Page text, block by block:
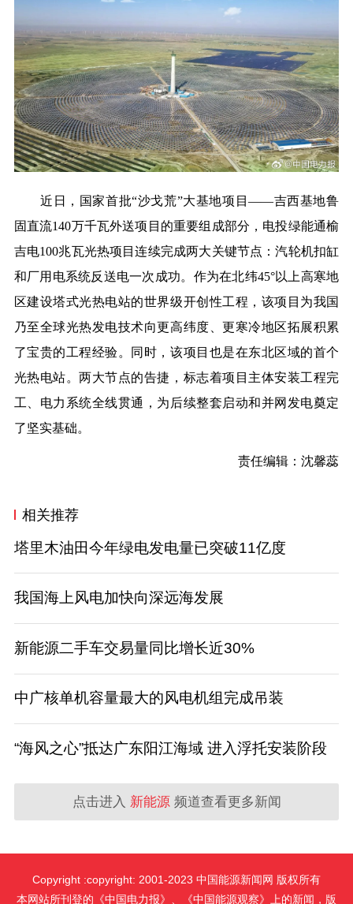
近日，国家首批“沙戈荒”大基地项目——吉西基地鲁
固直流140万千瓦外送项目的重要组成部分，电投绿能通榆
吉电100兆瓦光热项目连续完成两大关键节点：汽轮机扣缸
和厂用电系统反送电一次成功。作为在北纬45°以上高寒地
区建设塔式光热电站的世界级开创性工程，该项目为我国
乃至全球光热发电技术向更高纬度、更寒冷地区拓展积累
了宝贵的工程经验。同时，该项目也是在东北区域的首个
光热电站。两大节点的告捷，标志着项目主体安装工程完
工、电力系统全线贯通，为后续整套启动和并网发电奠定
了坚实基础。
责任编辑：沈馨蕊
相关推荐
塔里木油田今年绿电发电量已突破11亿度
我国海上风电加快向深远海发展
新能源二手车交易量同比增长近30%
中广核单机容量最大的风电机组完成吊装
“海风之心”抵达广东阳江海域 进入浮托安装阶段
点击进入 新能源频道查看更多新闻
Copyright :copyright: 2001-2023 中国能源新闻网 版权所有
本网站所刊登的《中国电力报》、《中国能源观察》上的新闻，版